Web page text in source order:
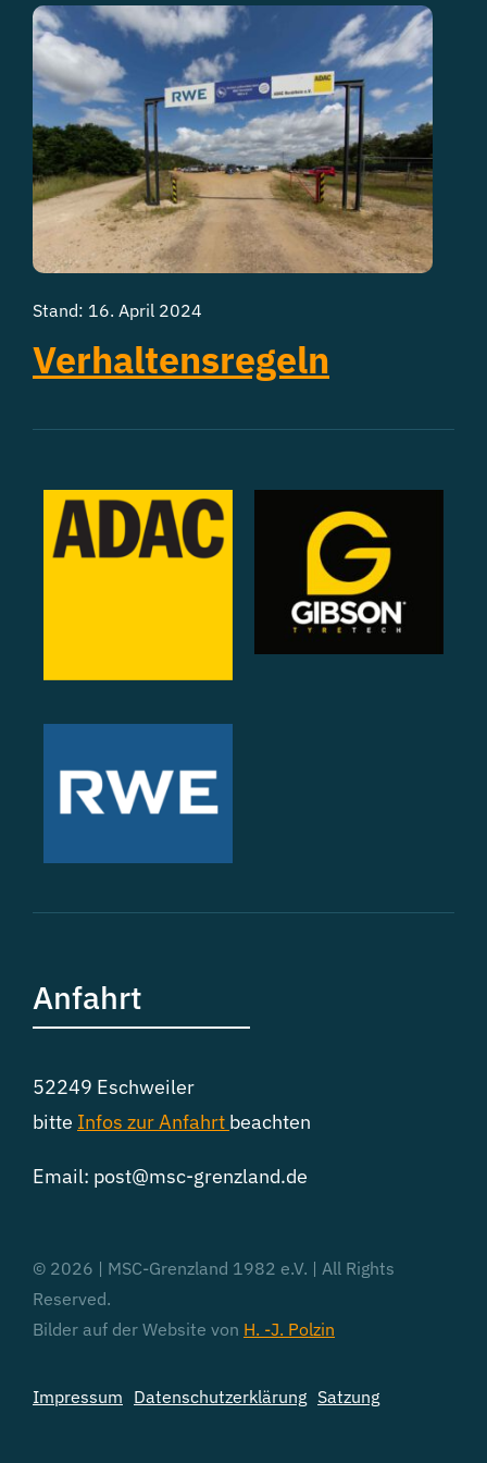
Stand: 16. April 2024
Verhaltensregeln
Anfahrt
52249 Eschweiler
bitte Infos zurAnfahrt beachten
Email: post@msc-grenzland.de
© 2026 | MSC-Grenzland 1982 e.V. | All Rights
Reserved.
Bilder auf der Website von H. -J. Polzin
Impressum Datenschutzerklärung Satzung